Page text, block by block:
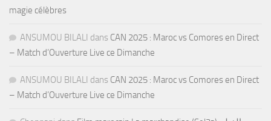
magie célèbres
ANSUMOU BILALI dans CAN 2025 : Maroc vs Comores en Direct
– Match d’Ouverture Live ce Dimanche
ANSUMOU BILALI dans CAN 2025 : Maroc vs Comores en Direct
– Match d’Ouverture Live ce Dimanche